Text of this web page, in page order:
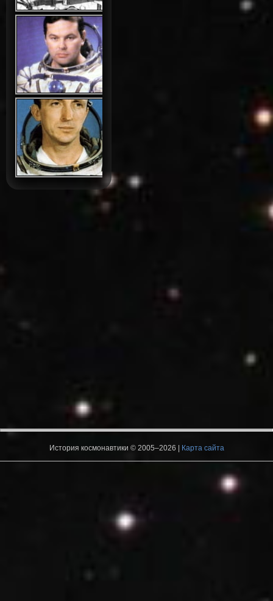
История космонавтики © 2005–2026 | Карта сайта